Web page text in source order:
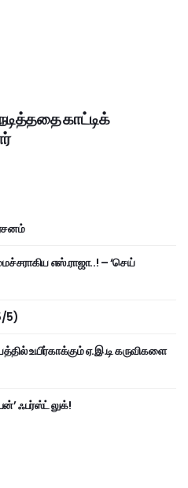
காட்டிக்
எஸ்.ராஜா..! – ‘செய்
5)
உயிர்காக்கும் ஏ.இ.டி கருவிகளை
ஃபர்ஸ்ட் லுக்!